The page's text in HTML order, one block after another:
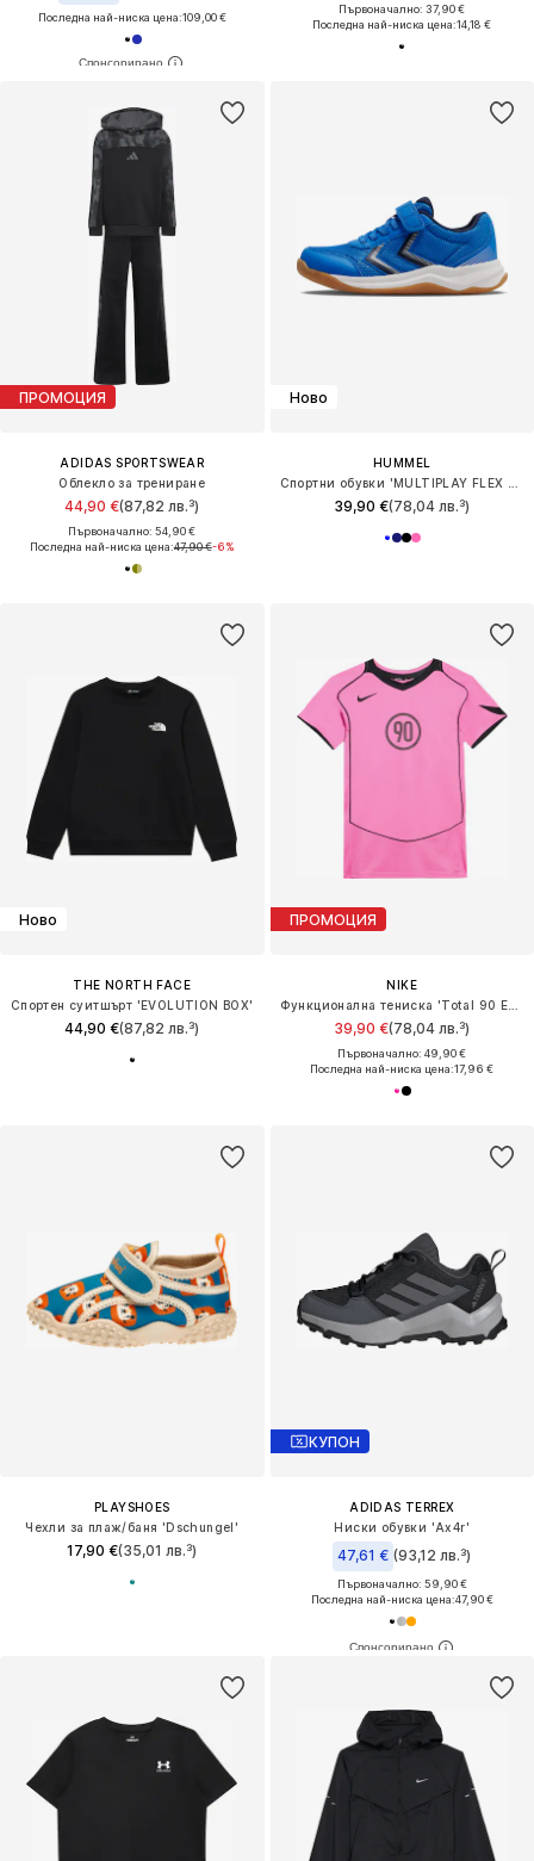
Последна най-ниска цена:109,00 €
Първоначално: 37,90 €
Последна най-ниска цена:14,18 €
ПРОМОЦИЯ
ADIDAS SPORTSWEAR
Облекло за трениране
44,90 €(87,82 лв.³)
Първоначално: 54,90 €
Последна най-ниска цена:47,90 €-6%
Ново
HUMMEL
39,90 €(78,04 лв.³)
Ново
THE NORTH FACE
Спортен суитшърт 'EVOLUTION BOX'
44,90 €(87,82 лв.³)
ПРОМОЦИЯ
NIKE
39,90 €(78,04 лв.³)
Първоначално: 49,90 €
Последна най-ниска цена:17,96 €
PLAYSHOES
Чехли за плаж/баня 'Dschungel'
17,90 €(35,01 лв.³)
КУПОН
ADIDAS TERREX
Ниски обувки 'Ax4r'
47,61 € (93,12 лв.³)
Първоначално: 59,90 €
Последна най-ниска цена:47,90 €